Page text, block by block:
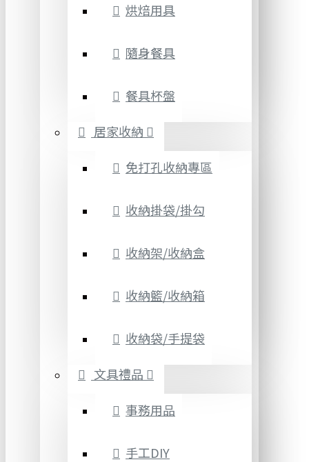
烘焙用具
隨身餐具
餐具杯盤
居家收納
免打孔收納專區
收納掛袋/掛勾
收納架/收納盒
收納籃/收納箱
收納袋/手提袋
文具禮品
事務用品
手工DIY